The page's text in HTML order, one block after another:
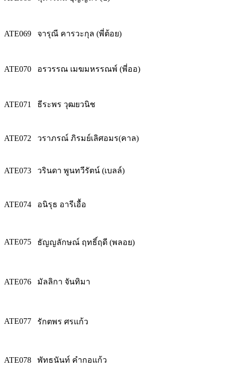
ATE069 จารุณี คารวะกุล (พี่ต้อย)
ATE070 อรวรรณ เมฆมหรรณพ์ (พี่ออ)
ATE071 ธีระพร วุฒยวนิช
ATE072 วราภรณ์ ภิรมย์เลิศอมร(คาล)
ATE073 วรินดา พูนทวีรัตน์ (เบลล์)
ATE074 อนิรุธ อารีเอื้อ
ATE075 ธัญญลักษณ์ ฤทธิ์ฤดี (พลอย)
ATE076 มัลลิกา จันทิมา
ATE077 รักตพร ศรแก้ว
ATE078 พัทธนันท์ คำกอแก้ว